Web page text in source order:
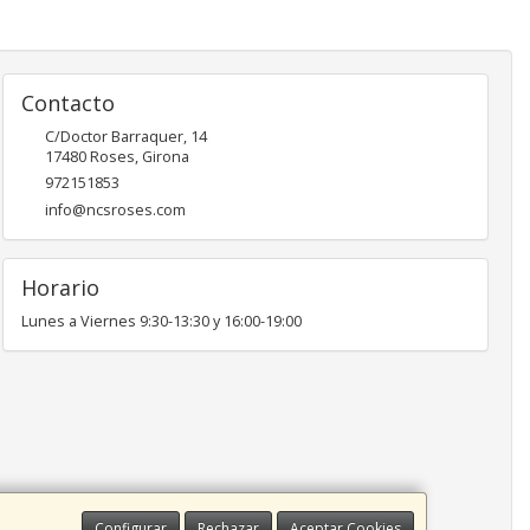
Contacto
C/Doctor Barraquer, 14
17480Roses, Girona
972151853
info@ncsroses.com
Horario
Lunes a Viernes 9:30-13:30 y 16:00-19:00